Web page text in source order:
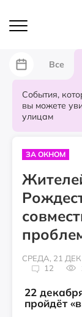
Все
События,
вы можете
улицам
ЗА ОКНОМ
СРЕДА, 21 ДЕК
12
22
пройдёт